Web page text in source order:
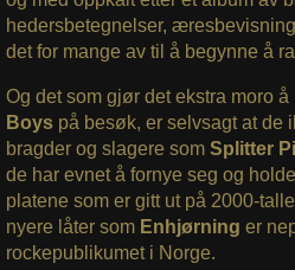
hedersbetegnelser,
det for mange av til å begynne å
Og det som gjør det ekstra moro
Boys på besøk, er selvsagt at de
bragder og slagere som Splitter
de har evnet å fornye seg og
platene som er gitt ut på 2000-
nyere låter som Enhjørning er
rockepublikumet i Norge.